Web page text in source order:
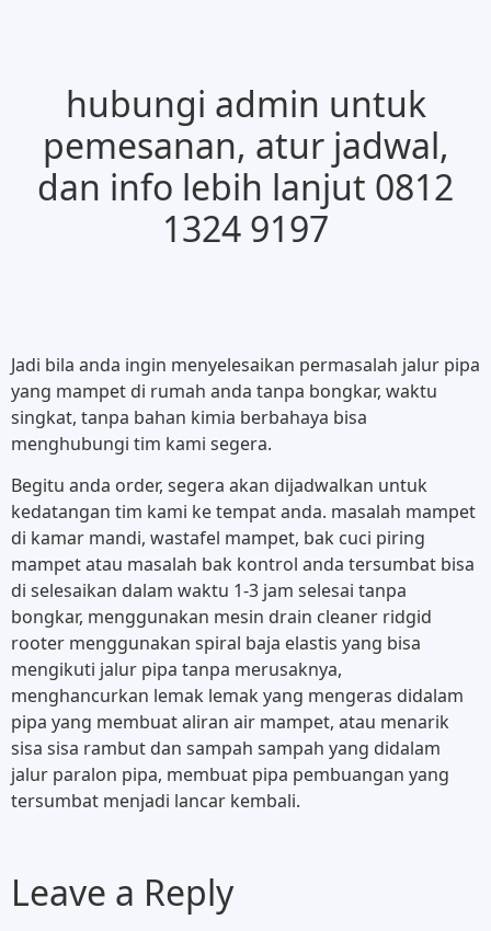
hubungi admin untuk
pemesanan, atur jadwal,
dan info lebih lanjut 0812
1324 9197
Jadi bila anda ingin menyelesaikan permasalah jalur pipa
yang mampet di rumah anda tanpa bongkar, waktu
singkat, tanpa bahan kimia berbahaya bisa
menghubungi tim kami segera.
Begitu anda order, segera akan dijadwalkan untuk
kedatangan tim kami ke tempat anda. masalah mampet
di kamar mandi, wastafel mampet, bak cuci piring
mampet atau masalah bak kontrol anda tersumbat bisa
di selesaikan dalam waktu 1-3 jam selesai tanpa
bongkar, menggunakan mesin drain cleaner ridgid
rooter menggunakan spiral baja elastis yang bisa
mengikuti jalur pipa tanpa merusaknya,
menghancurkan lemak lemak yang mengeras didalam
pipa yang membuat aliran air mampet, atau menarik
sisa sisa rambut dan sampah sampah yang didalam
jalur paralon pipa, membuat pipa pembuangan yang
tersumbat menjadi lancar kembali.
Leave a Reply